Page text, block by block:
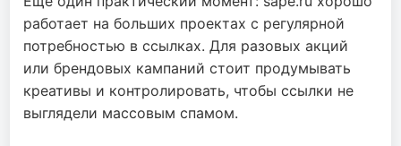
работает на больших проектах с регулярной
потребностью в ссылках. Для разовых акций
или брендовых кампаний стоит продумывать
креативы и контролировать, чтобы ссылки не
выглядели массовым спамом.